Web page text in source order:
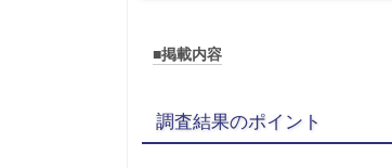
■掲載内容
調査結果のポイント